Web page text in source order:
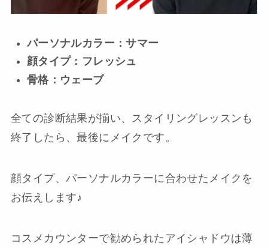
パーソナルカラー：サマー
顔タイプ：フレッシュ
骨格：ウェーブ
全ての診断結果が揃い、スタイリングレッスンも
終了したら、最後にメイクです。
顔タイプ、パーソナルカラーに合わせたメイクを
お伝えします♪
コスメカウンターで勧められたアイシャドウは薄